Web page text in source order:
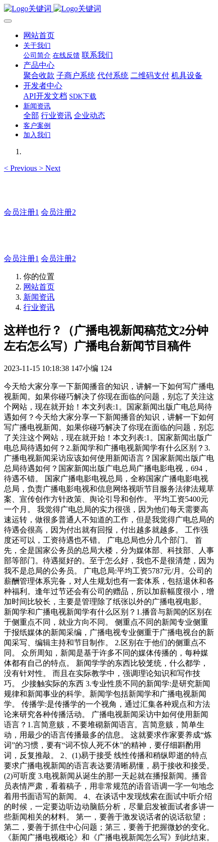
网站首页
关于我们
公司简介 在线反馈 联系我们
产品中心
聚合收款 子商户系统 代付系统 二维码支付 机具设备
开发者中心
API开发文档 SDK下载
新闻资讯
全部 行业资讯 企业动态
客户案例
加入我们
< Previous > Next
会员注册1 会员注册2
会员注册1 会员注册2
你的位置
网站首页
新闻资讯
行业资讯
这样也行？（广播电视新闻稿范文2分钟
左右怎么写）广播电台新闻节目稿件
2023-11-15 10:18:38 147小编 124
今天给大家分享一下新闻播音的知识，讲解一下如何写广播电
视新闻。如果你碰巧解决了你现在面临的问题，别忘了关注这
个网站，现在就开始！本文列表:1。国家新闻出版广电总局待
遇如何？今天给大家分享一下新闻播音的知识，讲解一下如何
写广播电视新闻。如果你碰巧解决了你现在面临的问题，别忘
了关注这个网站，现在就开始！本文列表:1。国家新闻出版广
电总局待遇如何？2.新闻学和广播电视新闻学有什么区别？3.
广播电视新闻采访应该如何使用新闻语言？国家新闻出版广电
总局待遇如何？国家新闻出版广电总局广播电影电视，694，
待遇不错。 国家广播电影电视总局，全称国家广播电影电视
总局，负责广播电影电视和信息网络视听节目服务法律法规草
案、宣传创作方针政策、舆论引导和创作。 平均工资5400元
一个月。 我觉得广电总局的实力很强，因为他们每天需要高
速运转，做很多普通人不知道的工作，但是我觉得广电总局的
待遇会很高，因为付出就有回报，付出越多就越多。 工作强
度还可以，工资待遇也不错。 广电总局也分几个部门。 首
先，全是国家公务员的总局大楼，分为媒体部、科技部、人事
部等部门。待遇挺好的。至于怎么好，我也不是很清楚，因为
我不是总局的公务员。 广电总局:平均工资5787元/月。公司的
薪酬管理体系完备，对人生规划也有一套体系，包括退休和各
种福利。逢年过节还会有公司的赠品，所以加薪幅度很小，增
加时间比较长，主要是管理除了纸张以外的广播电视电影。
新闻学和广播电视新闻学有什么区别？1.播音与新闻的区别在
于侧重点不同，就业方向不同。 侧重点不同的新闻专业侧重
于报纸媒体的新闻采编，广播电视专业侧重于广播电视台的新
闻采写、编辑主持和节目制作。 2.区别在于他们的侧重点不
同。 众所周知，新闻是基于许多不同的媒体传播的，每种媒
体都有自己的特点。 新闻学学的东西比较笼统，什么都学，
没有针对性。 而且在实际教学中，强调理论知识和写作技
巧。 少接触实际的东西 3.专业性质不同的新闻学:是研究新闻
规律和新闻事业的科学。新闻学包括新闻学和广播电视新闻
学。 传播学:是传播学的一个视角，通过汇集各种观点和方法
论来研究各种传播活动。 广播电视新闻采访中如何使用新闻
语言？1.言简意赅，不要堆砌新闻语言。言简意赅，简单生
动，用最少的语言传播最多的信息。 这就要求作家要养成“炼
词”的习惯，要有“词不惊人死不休”的精神，要仔细斟酌用
词，反复推敲。 2、(1)易于接受 线性传播和稍纵即逝的特点
要求广播电视新闻的语言表达要清晰易懂，易于接收和接受。
(2)可听度 3.电视新闻从诞生的那一天起就在播报新闻。播音
员表情严肃，看着稿子，用非常规范的语音语调一字一句地念
着用书面语写的新闻。 4、在谈话中发现线索在面试中听介绍
的时候，一定要边听边动脑筋分析，尽量启发被面试者多讲一
些新闻相关的材料。 第一，要善于激发说话者的说话欲望；
第二，要善于抓住中心问题；第三，要善于把握微妙的变化。
《新闻广播电视概论》和《广播电视新闻怎么写》到此结束。